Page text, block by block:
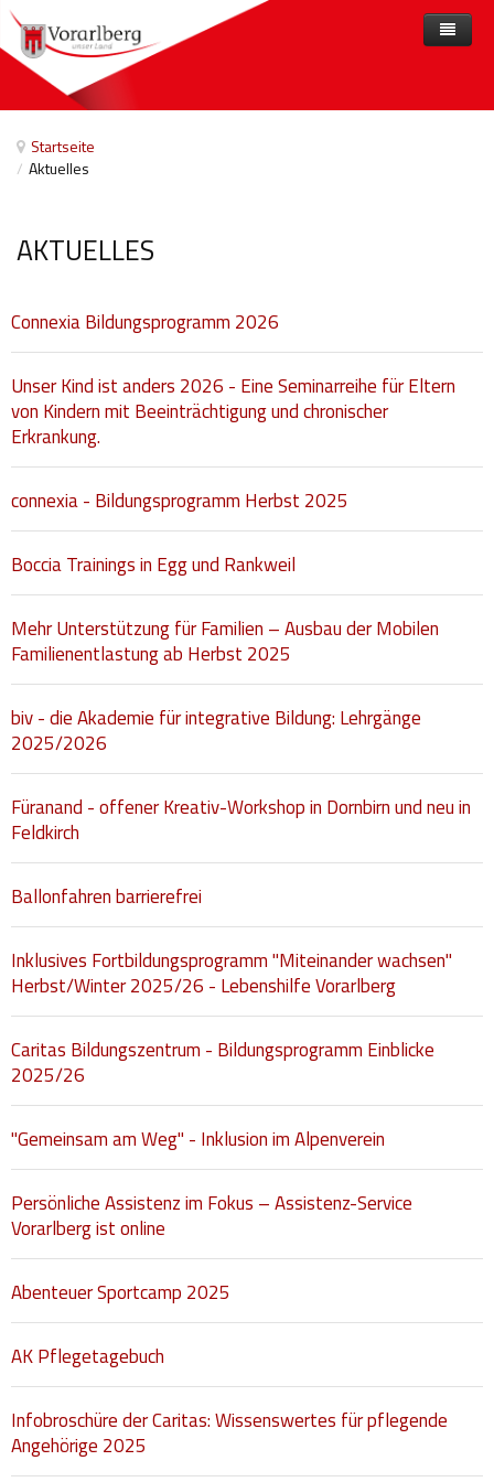
Startseite
/ Aktuelles
AKTUELLES
Connexia Bildungsprogramm 2026
Unser Kind ist anders 2026 - Eine Seminarreihe für Eltern
von Kindern mit Beeinträchtigung und chronischer
Erkrankung.
connexia - Bildungsprogramm Herbst 2025
Boccia Trainings in Egg und Rankweil
Mehr Unterstützung für Familien – Ausbau der Mobilen
Familienentlastung ab Herbst 2025
biv - die Akademie für integrative Bildung: Lehrgänge
2025/2026
Füranand - offener Kreativ-Workshop in Dornbirn und neu in
Feldkirch
Ballonfahren barrierefrei
Inklusives Fortbildungsprogramm "Miteinander wachsen"
Herbst/Winter 2025/26 - Lebenshilfe Vorarlberg
Caritas Bildungszentrum - Bildungsprogramm Einblicke
2025/26
"Gemeinsam am Weg" - Inklusion im Alpenverein
Persönliche Assistenz im Fokus – Assistenz-Service
Vorarlberg ist online
Abenteuer Sportcamp 2025
AK Pflegetagebuch
Infobroschüre der Caritas: Wissenswertes für pflegende
Angehörige 2025
Home
Angebote nach Themen
Barrierefreiheit
Freizeit
Gesetze und Verordnungen
Gesetzliche Vertretungen
Hilfsmittel und Heilbehelfe
Kindheit und Jugend
Pflege, Pflegende Angehörige
Wohnen
Anbieter
Veranstaltungen